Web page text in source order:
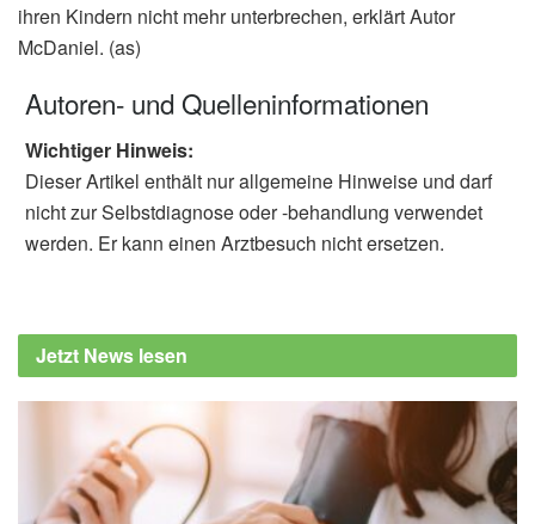
ihren Kindern nicht mehr unterbrechen, erklärt Autor
McDaniel. (as)
Autoren- und Quelleninformationen
Wichtiger Hinweis:
Dieser Artikel enthält nur allgemeine Hinweise und darf
nicht zur Selbstdiagnose oder -behandlung verwendet
werden. Er kann einen Arztbesuch nicht ersetzen.
Jetzt News lesen